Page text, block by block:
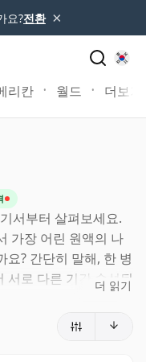
요?전환 ×
리칸 월드 더보기
서부터 살펴보세요.
가장 어린 원액의 나
요? 간단히 말해, 한 병
서로 다른 기간 숙성된
원액이 포함될 수는
더 읽기